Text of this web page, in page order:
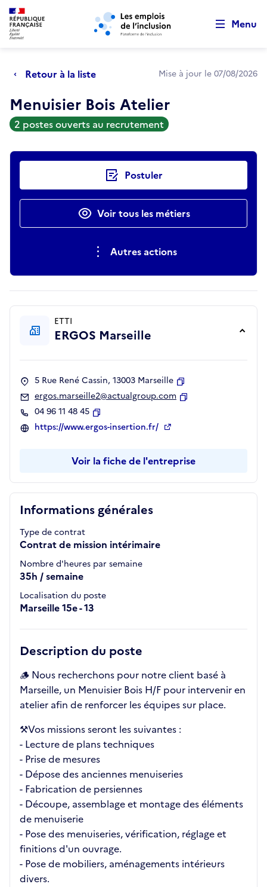
Aller au menu principal Aller au contenu principal
Menu
Retour à la liste Mise à jour le 07/08/2026
Menuisier Bois Atelier
2 postes ouverts au recrutement
Actions rapides Postuler
Voir tous les métiers
Autres actions
Informations générales
Type de contrat
Contrat de mission intérimaire
Nombre d'heures par semaine
35h / semaine
Localisation du poste
Marseille 15e - 13
Description du poste
🪵 Nous recherchons pour notre client basé à
Marseille, un Menuisier Bois H/F pour intervenir en
atelier afin de renforcer les équipes sur place.
⚒️Vos missions seront les suivantes :
- Lecture de plans techniques
- Prise de mesures
- Dépose des anciennes menuiseries
- Fabrication de persiennes
- Découpe, assemblage et montage des éléments
de menuiserie
- Pose des menuiseries, vérification, réglage et
finitions d'un ouvrage.
- Pose de mobiliers, aménagements intérieurs
divers.
ETTI
ERGOS Marseille
5 Rue René Cassin, 13003 Marseille
Copier
ergos.marseille2@actualgroup.com
04 96 11 48 45
Copier
https://www.ergos-insertion.fr/
Voir la fiche de l'entreprise
Retour au début de la page
Panneau de gestion des cookies